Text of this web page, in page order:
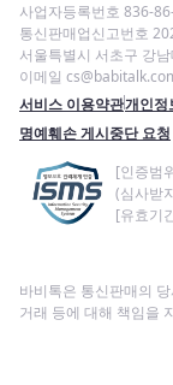
사업자등록번호 836-
통신판매업신고번호
서울특별시 서초구 강
이메일
서비스 이용약관개인정
명예훼손 게시중단 요청
[인증범
(심사받
[유효기
바비톡은 통신판매의
거래 등에 대해 책임을